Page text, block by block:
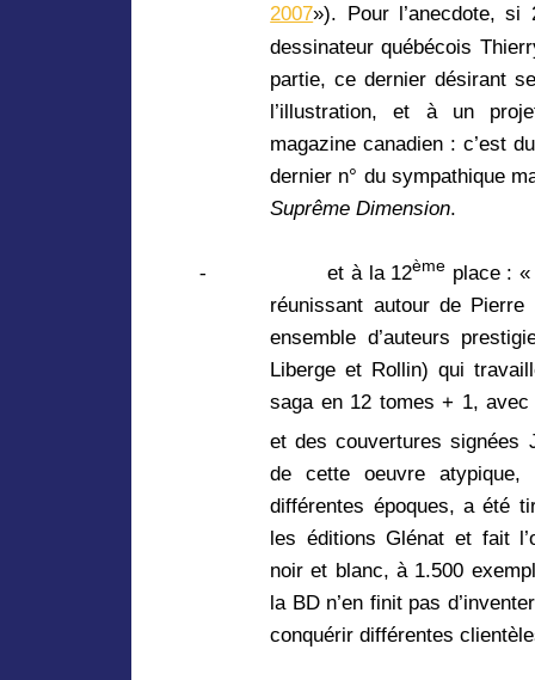
2007»). Pour l’anecdote, si
dessinateur québécois
partie, ce dernier désirant
l’illustration, et à un
magazine canadien : c’est
dernier n° du sympathique
Suprême Dimension.
- et à la 12ème place :
réunissant autour de
ensemble d’auteurs
Liberge et Rollin) qui
saga en 12 tomes + 1,
et des couvertures signées
de cette oeuvre
différentes époques, a été
les éditions Glénat et fait
noir et blanc, à 1.500
la BD n’en finit pas
conquérir différentes